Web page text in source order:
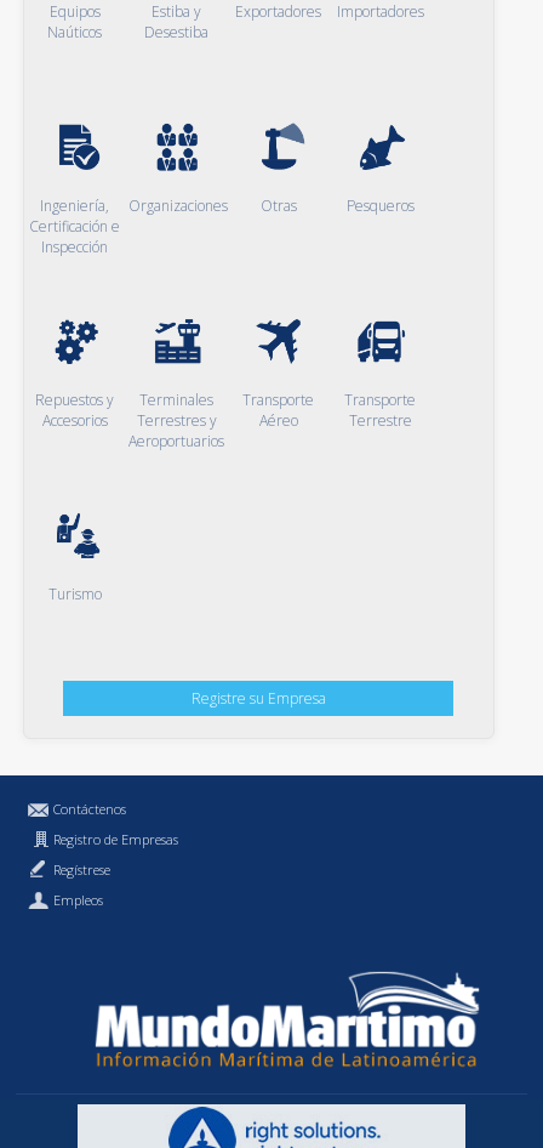
Equipos
Naúticos
Estiba y
Desestiba
Exportadores Importadores
Ingeniería,
Certificación e
Inspección
Organizaciones Otras Pesqueros
Repuestos y
Accesorios
Terminales
Terrestres y
Aeroportuarios
Transporte
Aéreo
Transporte
Terrestre
Turismo
Registre su Empresa
Contáctenos
Registro de Empresas
Regístrese
Empleos
Política de Privacidad
MundoMaritimo.cl es una marca registrada de MundoMaritimo Ltda.